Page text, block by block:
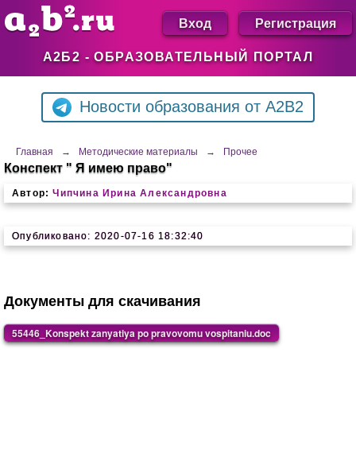
А2Б2 - ОБРАЗОВАТЕЛЬНЫЙ ПОРТАЛ
Вход Регистрация
Новости образования от A2B2
Главная → Методические материалы → Прочее
Конспект " Я имею право"
Автор: Чипчина Ирина Александровна
Опубликовано: 2020-07-16 18:32:40
Документы для скачивания
55446_Konspekt zanyatiya po pravovomu vospitaniu.doc